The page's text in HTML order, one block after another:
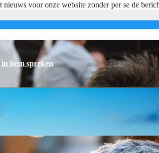
nieuws voor onze website zonder per se de
hem spreken